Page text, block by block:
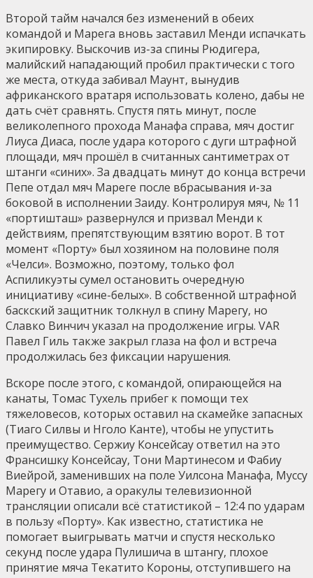
Второй тайм начался без изменений в обеих
командой и Марега вновь заставил Менди испачкать
экипировку. Выскочив из-за спины Рюдигера,
малийский нападающий пробил практически с того
же места, откуда забивал Маунт, вынудив
африканского вратаря использовать колено, дабы не
дать счёт сравнять. Спустя пять минут, после
великолепного прохода Манафа справа, мяч достиг
Лиуса Диаса, после удара которого с дуги штрафной
площади, мяч прошёл в считанных сантиметрах от
штанги «синих». За двадцать минут до конца встречи
Пепе отдал мяч Мареге после вбрасывания и-за
боковой в исполнении Заиду. Контролируя мяч, № 11
«портишташ» развернулся и призвал Менди к
действиям, препятствующим взятию ворот. В тот
момент «Порту» был хозяином на половине поля
«Челси». Возможно, поэтому, только фол
Аспиликуэты сумел остановить очередную
инициативу «сине-белых». В собственной штрафной
баскский защитник толкнул в спину Марегу, но
Славко Винчич указал на продолжение игры. VAR
Павел Гиль также закрыл глаза на фол и встреча
продолжилась без фиксации нарушения.
Вскоре после этого, с командой, опирающейся на
канаты, Томас Тухель прибег к помощи тех
тяжеловесов, которых оставил на скамейке запасных
(Тиаго Силвы и Нголо Канте), чтобы не упустить
преимущество. Сержиу Консейсау ответил на это
Франсишку Консейсау, Тони Мартинесом и Фабиу
Виейрой, заменивших на поле Уилсона Манафа, Муссу
Марегу и Отавио, а оракулы телевизионной
трансляции описали всё статистикой – 12:4 по ударам
в пользу «Порту». Как известно, статистика не
помогает выигрывать матчи и спустя несколько
секунд после удара Пулишича в штангу, плохое
принятие мяча Текатито Короны, отступившего на